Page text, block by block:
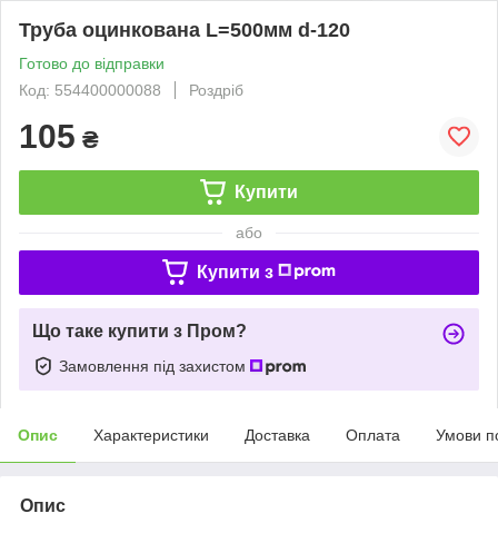
Труба оцинкована L=500мм d-120
Готово до відправки
Код: 554400000088
Роздріб
105 ₴
Купити
або
Купити з
Що таке купити з Пром?
Замовлення під захистом
Опис Характеристики Доставка Оплата Умови
Опис